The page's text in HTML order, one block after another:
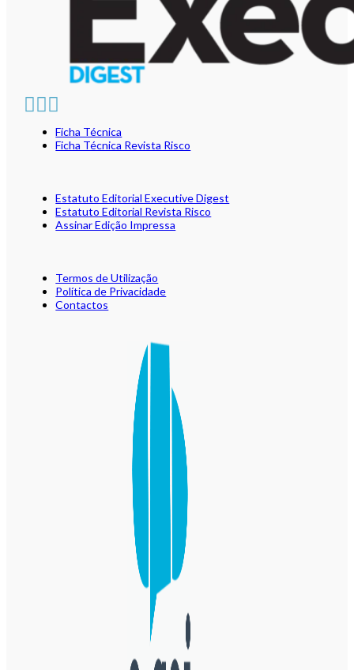
Ficha Técnica
Ficha Técnica Revista Risco
Estatuto Editorial Executive Digest
Estatuto Editorial Revista Risco
Assinar Edição Impressa
Termos de Utilização
Política de Privacidade
Contactos